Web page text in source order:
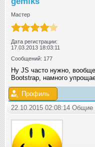
Мастер
Дата регистрации:
17.03.2013 18:03:11
Сообщений: 177
Ну JS часто нужно,
Bootstrap, намного
Профиль
22.10.2015 02:08:14 Общие